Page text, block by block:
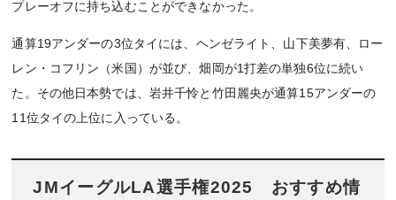
プレーオフに持ち込むことができなかった。
通算19アンダーの3位タイには、ヘンゼライト、山下美夢有、ロー
レン・コフリン（米国）が並び、畑岡が1打差の単独6位に続い
た。その他日本勢では、岩井千怜と竹田麗央が通算15アンダーの
11位タイの上位に入っている。
JMイーグルLA選手権2025
おすすめ情